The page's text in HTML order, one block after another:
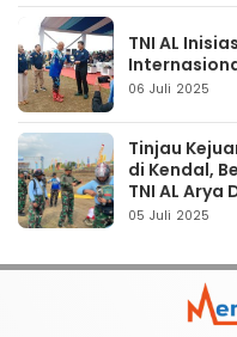
TNI AL
06 Juli 2025
Tinjau
di Kendal,
TNI AL Arya
05 Juli 2025